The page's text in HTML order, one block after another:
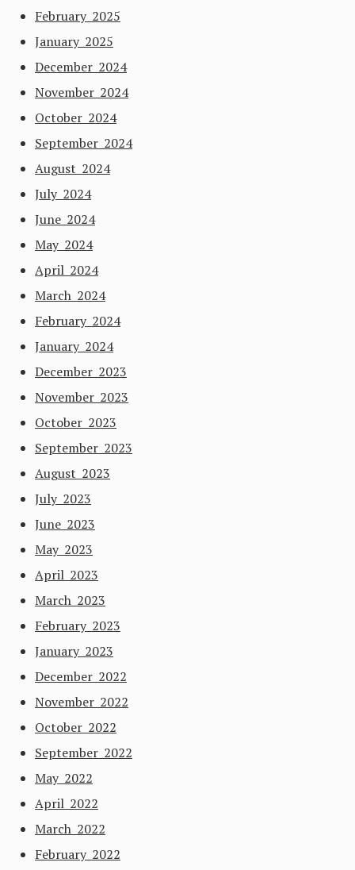
February 2025
January 2025
December 2024
November 2024
October 2024
September 2024
August 2024
July 2024
June 2024
May 2024
April 2024
March 2024
February 2024
January 2024
December 2023
November 2023
October 2023
September 2023
August 2023
July 2023
June 2023
May 2023
April 2023
March 2023
February 2023
January 2023
December 2022
November 2022
October 2022
September 2022
May 2022
April 2022
March 2022
February 2022